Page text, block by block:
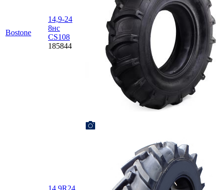
Bostone
14,9-24
8нс
CS108
185844
14,9R24